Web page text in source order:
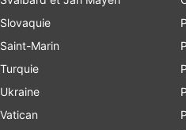
Slovaquie
Saint-Marin
Turquie
Ukraine
Vatican